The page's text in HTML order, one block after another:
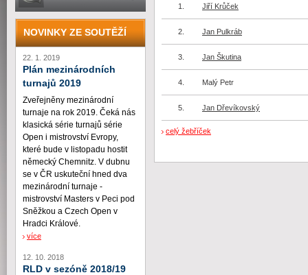
1. Jiří Krůček
2. Jan Pulkráb
3. Jan Škutina
4. Malý Petr
5. Jan Dřevíkovský
celý žebříček
NOVINKY ZE SOUTĚŽÍ
22. 1. 2019
Plán mezinárodních
turnajů 2019
Zveřejněny mezinárodní
turnaje na rok 2019. Čeká nás
klasická série turnajů série
Open i mistrovství Evropy,
které bude v listopadu hostit
německý Chemnitz. V dubnu
se v ČR uskuteční hned dva
mezinárodní turnaje -
mistrovství Masters v Peci pod
Sněžkou a Czech Open v
Hradci Králové.
více
12. 10. 2018
RLD v sezóně 2018/19